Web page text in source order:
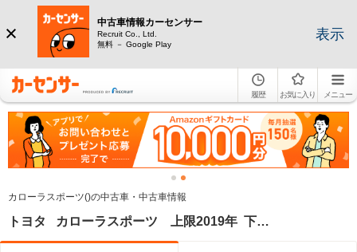
中古車情報カーセンサー
Recruit Co., Ltd.
無料 － Google Play
表示
履歴 お気に入り メニュー
カローラスポーツ()の中古車・中古車情報
トヨタ カローラスポーツ 上限2019年 下限2019年